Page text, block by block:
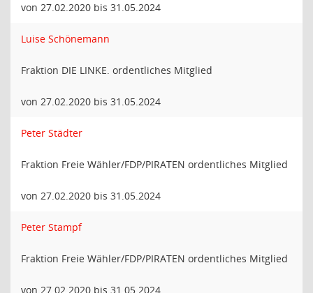
von 27.02.2020 bis 31.05.2024
Luise Schönemann
Fraktion DIE LINKE. ordentliches Mitglied
von 27.02.2020 bis 31.05.2024
Peter Städter
Fraktion Freie Wähler/FDP/PIRATEN ordentliches Mitglied
von 27.02.2020 bis 31.05.2024
Peter Stampf
Fraktion Freie Wähler/FDP/PIRATEN ordentliches Mitglied
von 27.02.2020 bis 31.05.2024